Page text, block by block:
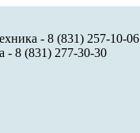
- 8 (831) 257-10-06
- 8 (831) 277-30-30